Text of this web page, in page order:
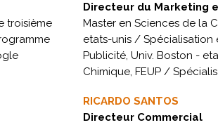
troisième
Directeur du Marketing
Master en Sciences de la
etats-unis /
Publicité, Univ. Boston -
Chimique, FEUP /
RICARDO SANTOS
Directeur Commercial